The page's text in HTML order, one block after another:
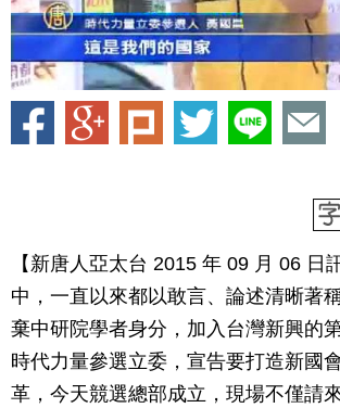
【新唐人亞太台 2015 年 09 月 06 日
中，一直以來都以敢言、論述清晰著
棄中研院學者身分，加入台灣新興的
時代力量參選立委，宣告要打造新國
革，今天競選總部成立，現場不僅請